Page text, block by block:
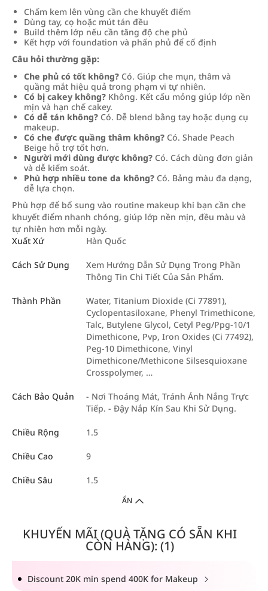
Chấm kem lên vùng cần che khuyết điểm
Dùng tay, cọ hoặc mút tán đều
Build thêm lớp nếu cần tăng độ che phủ
Kết hợp với foundation và phấn phủ để cố định
Câu hỏi thường gặp:
Che phủ có tốt không? Có. Giúp che mụn, thâm và
quầng mắt hiệu quả trong phạm vi tự nhiên.
Có bị cakey không? Không. Kết cấu mỏng giúp lớp nền
mịn và hạn chế cakey.
Có dễ tán không? Có. Dễ blend bằng tay hoặc dụng cụ
makeup.
Có che được quầng thâm không? Có. Shade Peach
Beige hỗ trợ tốt hơn.
Người mới dùng được không? Có. Cách dùng đơn giản
và dễ kiểm soát.
Phù hợp nhiều tone da không? Có. Bảng màu đa dạng,
dễ lựa chọn.
Phù hợp để bổ sung vào routine makeup khi bạn cần che
khuyết điểm nhanh chóng, giúp lớp nền mịn, đều màu và
tự nhiên hơn mỗi ngày.
Xuất Xứ
Hàn Quốc
Cách Sử Dụng
Xem Hướng Dẫn Sử Dụng Trong Phần
Thông Tin Chi Tiết Của Sản Phẩm.
Thành Phần
Water, Titanium Dioxide (Ci 77891),
Cyclopentasiloxane, Phenyl Trimethicone,
Talc, Butylene Glycol, Cetyl Peg/Ppg-10/1
Dimethicone, Pvp, Iron Oxides (Ci 77492),
Peg-10 Dimethicone, Vinyl
Dimethicone/Methicone Silsesquioxane
Crosspolymer, …
Cách Bảo Quản
- Nơi Thoáng Mát, Tránh Ánh Nắng Trực
Tiếp. - Đậy Nắp Kín Sau Khi Sử Dụng.
Chiều Rộng 1.5
Chiều Cao 9
Chiều Sâu 1.5
ẨN
KHUYẾN MÃI (QUÀ TẶNG CÓ SẴN KHI
CÒN HÀNG): (1)
Discount 20K min spend 400K for Makeup